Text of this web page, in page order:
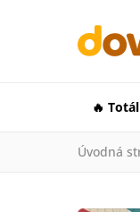
🔥
Úvodná